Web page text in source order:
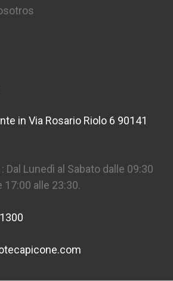
in Via Rosario Riolo 6 90141
Dal Lunedì al Sabato dalle 09:30
17:00 alle 23:30.